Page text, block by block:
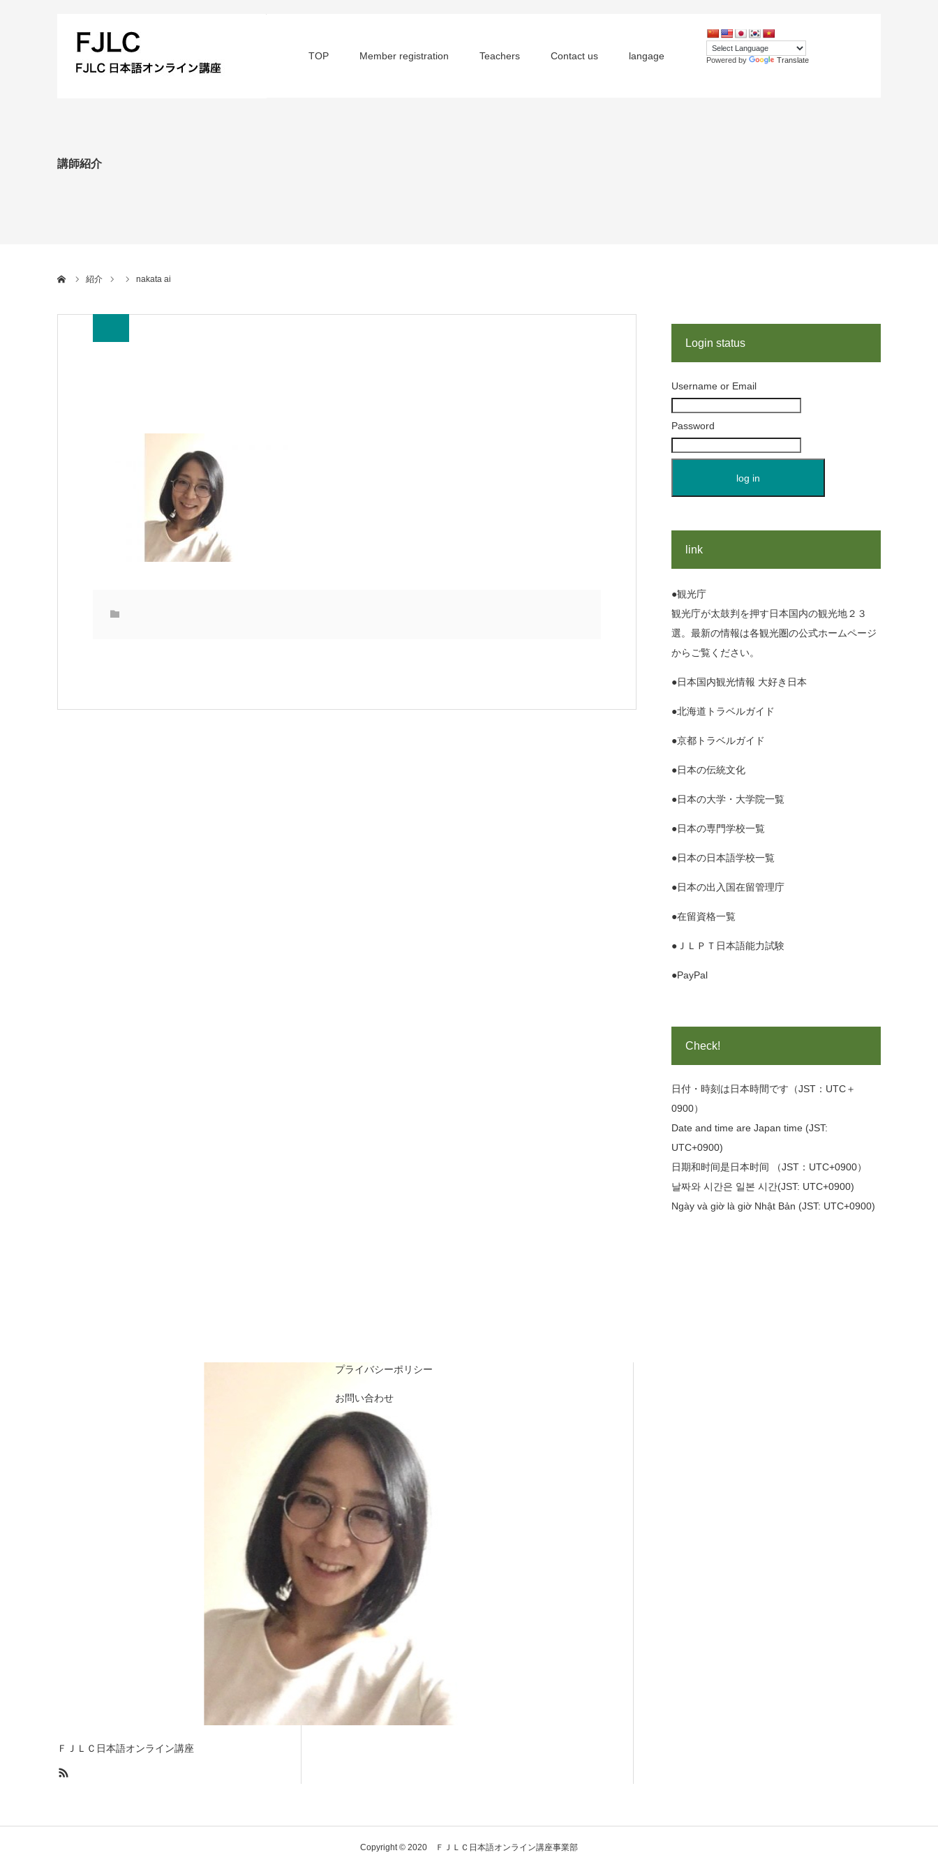
TOP Member registration Teachers Contact us langage Powered by Translate
講師紹介
紹介 nakata ai
Login status
Username or Email
Password
link
●観光庁
観光庁が太鼓判を押す日本国内の観光地２３
選。最新の情報は各観光圏の公式ホームページ
からご覧ください。
●日本国内観光情報 大好き日本
●北海道トラベルガイド
●京都トラベルガイド
●日本の伝統文化
●日本の大学・大学院一覧
●日本の専門学校一覧
●日本の日本語学校一覧
●日本の出入国在留管理庁
●在留資格一覧
●ＪＬＰＴ日本語能力試験
●PayPal
Check!
日付・時刻は日本時間です（JST：UTC＋
0900）
Date and time are Japan time (JST:
UTC+0900)
日期和时间是日本时间 （JST：UTC+0900）
날짜와 시간은 일본 시간(JST: UTC+0900)
Ngày và giờ là giờ Nhật Bản (JST: UTC+0900)
ＦＪＬＣ日本語オンライン講座
プライバシーポリシー
お問い合わせ
Copyright © 2020 ＦＪＬＣ日本語オンライン講座事業部